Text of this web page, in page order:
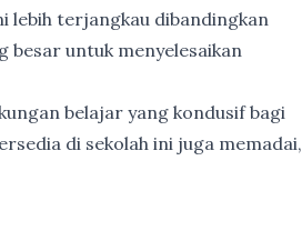
lebih terjangkau dibandingkan
besar untuk menyelesaikan
belajar yang kondusif bagi
di sekolah ini juga memadai,